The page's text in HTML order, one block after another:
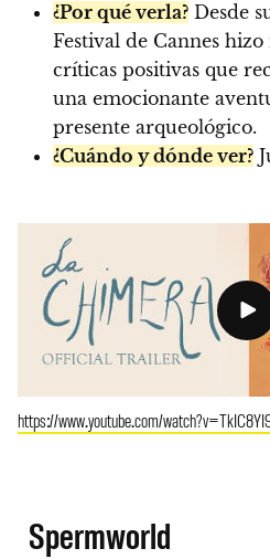
¿Por qué verla? Desde
Festival de Cannes
críticas positivas que
una emocionante
presente arqueológico.
¿Cuándo y dónde ver?
https://www.youtube.com/
Spermworld